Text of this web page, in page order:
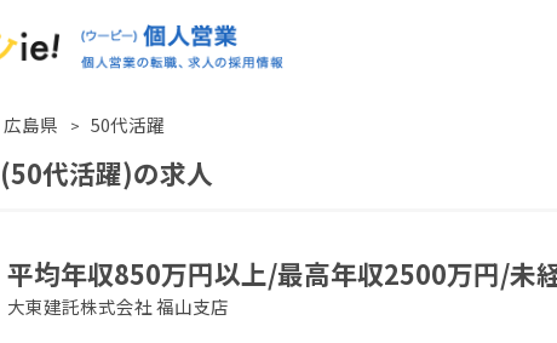
広島県 50代活躍
代活躍)の求人
平均年収850万円以上/最高年収2500万円/未
大東建託株式会社 福山支店